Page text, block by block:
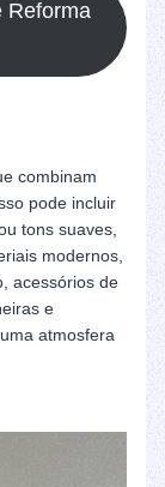
Reforma
combinam
pode incluir
tons suaves,
modernos,
acessórios de
e
atmosfera